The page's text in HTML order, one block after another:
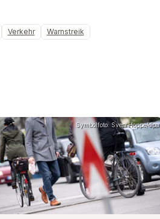
Verkehr Warnstreik
Symbolfoto: Sven Hoppe/dpa